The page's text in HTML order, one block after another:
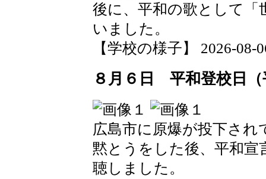
後に、平和の歌として
いました。
【学校の様子】 2026-08-
８月６日 平和登校日
広島市に原爆が投下され
黙とうをした後、平和宣
聴しました。